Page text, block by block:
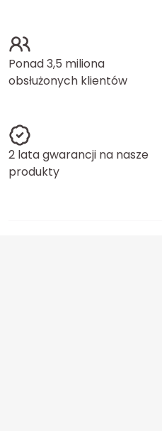
Ponad 3,5 miliona
obsłużonych klientów
2 lata gwarancji na nasze
produkty